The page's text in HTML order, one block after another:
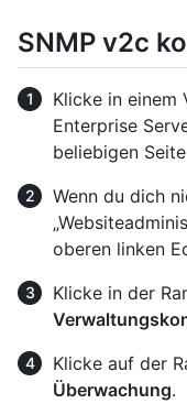
SNMP v2c
Klicke in einem
Enterprise
beliebigen
Wenn du dich
oberen linken
Klicke in der
Klicke auf der
Überwachung.